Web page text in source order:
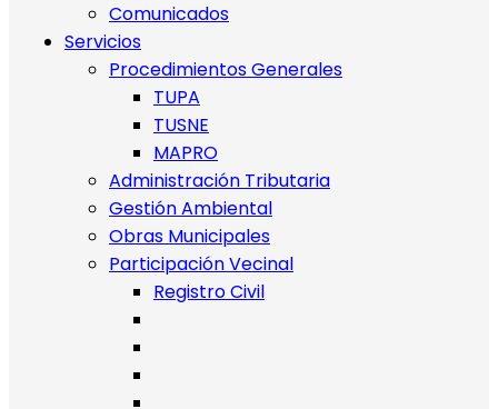
Comunicados
Servicios
Procedimientos Generales
TUPA
TUSNE
MAPRO
Administración Tributaria
Gestión Ambiental
Obras Municipales
Participación Vecinal
Registro Civil